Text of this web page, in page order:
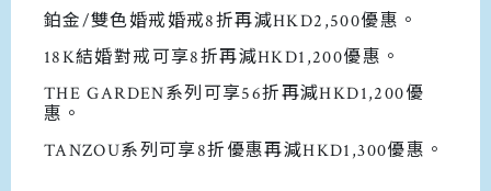
鉑金/雙色婚戒婚戒8折再減HKD2,500優惠。
18K結婚對戒可享8折再減HKD1,200優惠。
THE GARDEN系列可享56折再減HKD1,200優
惠。
TANZOU系列可享8折優惠再減HKD1,300優惠。